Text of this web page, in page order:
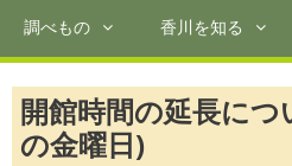
調べもの 香川を知る
開館時間の延長につ
の金曜日)